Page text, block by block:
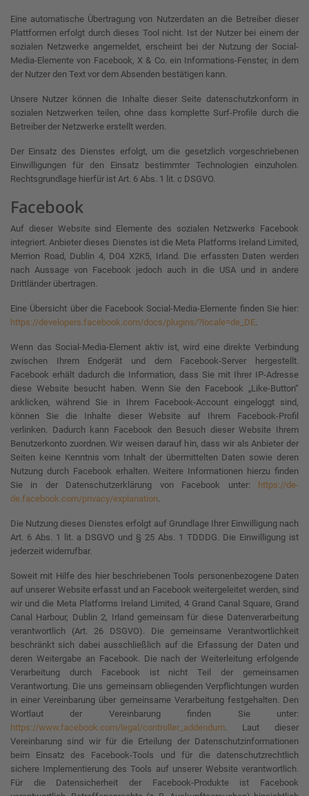
Eine automatische Übertragung von Nutzerdaten an die Betreiber dieser
Plattformen erfolgt durch dieses Tool nicht. Ist der Nutzer bei einem der
sozialen Netzwerke angemeldet, erscheint bei der Nutzung der Social-
Media-Elemente von Facebook, X & Co. ein Informations-Fenster, in dem
der Nutzer den Text vor dem Absenden bestätigen kann.
Unsere Nutzer können die Inhalte dieser Seite datenschutzkonform in
sozialen Netzwerken teilen, ohne dass komplette Surf-Profile durch die
Betreiber der Netzwerke erstellt werden.
Der Einsatz des Dienstes erfolgt, um die gesetzlich vorgeschriebenen
Einwilligungen für den Einsatz bestimmter Technologien einzuholen.
Rechtsgrundlage hierfür ist Art. 6 Abs. 1 lit. c DSGVO.
Facebook
Auf dieser Website sind Elemente des sozialen Netzwerks Facebook
integriert. Anbieter dieses Dienstes ist die Meta Platforms Ireland Limited,
Merrion Road, Dublin 4, D04 X2K5, Irland. Die erfassten Daten werden
nach Aussage von Facebook jedoch auch in die USA und in andere
Drittländer übertragen.
Eine Übersicht über die Facebook Social-Media-Elemente finden Sie hier:
https://developers.facebook.com/docs/plugins/?locale=de_DE.
Wenn das Social-Media-Element aktiv ist, wird eine direkte Verbindung
zwischen Ihrem Endgerät und dem Facebook-Server hergestellt.
Facebook erhält dadurch die Information, dass Sie mit Ihrer IP-Adresse
diese Website besucht haben. Wenn Sie den Facebook „Like-Button“
anklicken, während Sie in Ihrem Facebook-Account eingeloggt sind,
können Sie die Inhalte dieser Website auf Ihrem Facebook-Profil
verlinken. Dadurch kann Facebook den Besuch dieser Website Ihrem
Benutzerkonto zuordnen. Wir weisen darauf hin, dass wir als Anbieter der
Seiten keine Kenntnis vom Inhalt der übermittelten Daten sowie deren
Nutzung durch Facebook erhalten. Weitere Informationen hierzu finden
Sie in der Datenschutzerklärung von Facebook unter:
https://de-
de.facebook.com/privacy/explanation.
Die Nutzung dieses Dienstes erfolgt auf Grundlage Ihrer Einwilligung nach
Art. 6 Abs. 1 lit. a DSGVO und § 25 Abs. 1 TDDDG. Die Einwilligung ist
jederzeit widerrufbar.
Soweit mit Hilfe des hier beschriebenen Tools personenbezogene Daten
auf unserer Website erfasst und an Facebook weitergeleitet werden, sind
wir und die Meta Platforms Ireland Limited, 4 Grand Canal Square, Grand
Canal Harbour, Dublin 2, Irland gemeinsam für diese Datenverarbeitung
verantwortlich (Art. 26 DSGVO). Die gemeinsame Verantwortlichkeit
beschränkt sich dabei ausschließlich auf die Erfassung der Daten und
deren Weitergabe an Facebook. Die nach der Weiterleitung erfolgende
Verarbeitung durch Facebook ist nicht Teil der gemeinsamen
Verantwortung. Die uns gemeinsam obliegenden Verpflichtungen wurden
in einer Vereinbarung über gemeinsame Verarbeitung festgehalten. Den
Wortlaut der Vereinbarung finden Sie unter:
https://www.facebook.com/legal/controller_addendum. Laut dieser
Vereinbarung sind wir für die Erteilung der Datenschutzinformationen
beim Einsatz des Facebook-Tools und für die datenschutzrechtlich
sichere Implementierung des Tools auf unserer Website verantwortlich.
Für die Datensicherheit der Facebook-Produkte ist Facebook